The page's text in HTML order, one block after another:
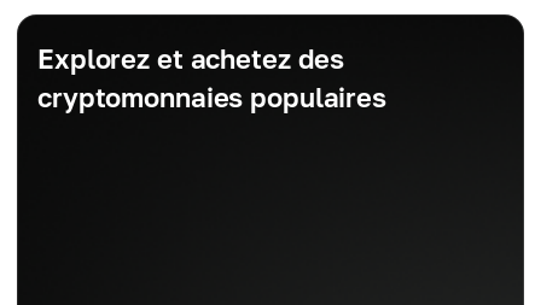
Explorez et achetez des
cryptomonnaies populaires